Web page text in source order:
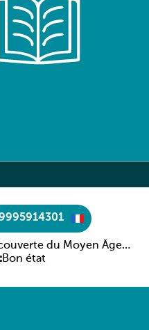
du Moyen Âge
Bon état